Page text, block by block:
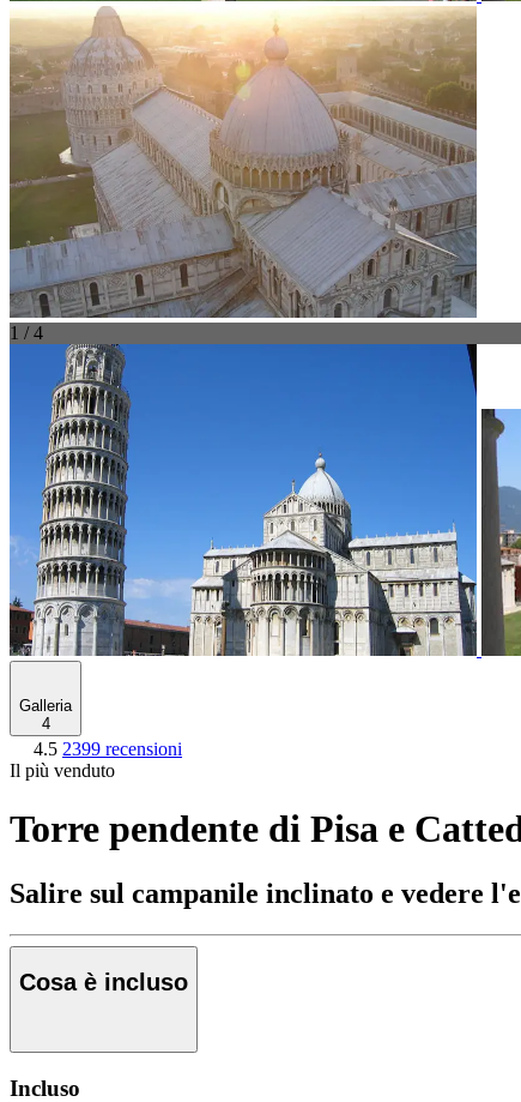
1 / 4
Galleria
4
4.5 2399 recensioni
Il più venduto
Torre pendente di Pisa e
Salire sul campanile inclinato e vedere
Cosa è incluso
Incluso